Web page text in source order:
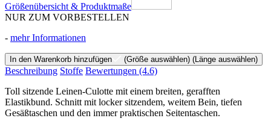
Größenübersicht & Produktmaße
NUR ZUM VORBESTELLEN
- mehr Informationen
In den Warenkorb hinzufügen (Größe auswählen) (Länge auswählen)
Beschreibung Stoffe Bewertungen (4.6)
Toll sitzende Leinen-Culotte mit einem breiten, gerafften
Elastikbund. Schnitt mit locker sitzendem, weitem Bein, tiefen
Gesäßtaschen und den immer praktischen Seitentaschen.